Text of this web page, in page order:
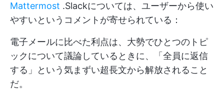
Mattermost .Slackについては、ユーザーから使い
やすいというコメントが寄せられている：
電子メールに比べた利点は、大勢でひとつのトピ
ックについて議論しているときに、「全員に返信
する」という気まずい超長文から解放されること
だ。